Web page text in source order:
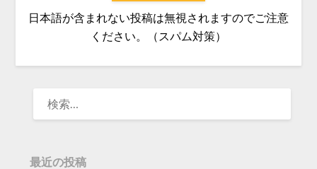
日本語が含まれない投稿は無視されますのでご注意
ください。（スパム対策）
最近の投稿